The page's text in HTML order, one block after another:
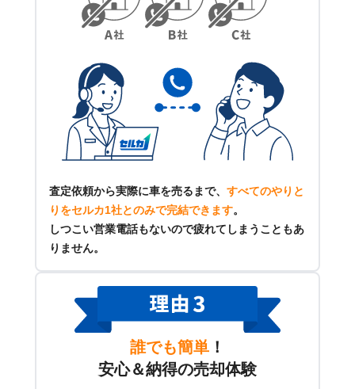
査定依頼から実際に車を売るまで、 すべてのやりと
りをセルカ1社とのみで完結できます。
しつこい営業電話もないので疲れてしまうこともあ
りません。
誰でも簡単 ！
安心＆納得の売却体験